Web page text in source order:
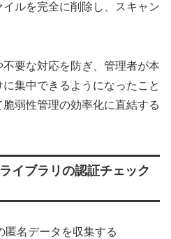
ルを完全に削除し、スキャン
要な対応を防ぎ、管理者が本
集中できるようになったこと
弱性管理の効率化に直結する
イブラリの認証チェック
匿名データを収集する